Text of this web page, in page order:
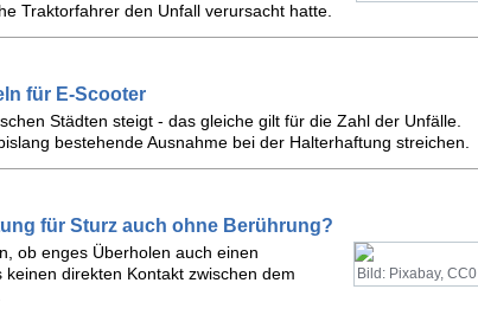
Traktorfahrer den Unfall verursacht hatte.
für E-Scooter
Städten steigt - das gleiche gilt für die Zahl der Unfälle.
bestehende Ausnahme bei der Halterhaftung streichen.
für Sturz auch ohne Berührung?
Bild: Pixabay, CC0
ob enges Überholen auch einen
direkten Kontakt zwischen dem